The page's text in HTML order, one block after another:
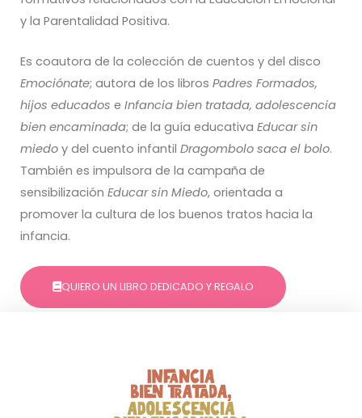
y la Parentalidad Positiva.
Es coautora de la colección de cuentos y del disco
Emociónate; autora de los libros Padres Formados,
hijos educados e Infancia bien tratada, adolescencia
bien encaminada; de la guía educativa Educar sin
miedo y del cuento infantil Dragombolo saca el bolo.
También es impulsora de la campaña de
sensibilización Educar sin Miedo, orientada a
promover la cultura de los buenos tratos hacia la
infancia.
QUIERO UN LIBRO DEDICADO Y REGALO